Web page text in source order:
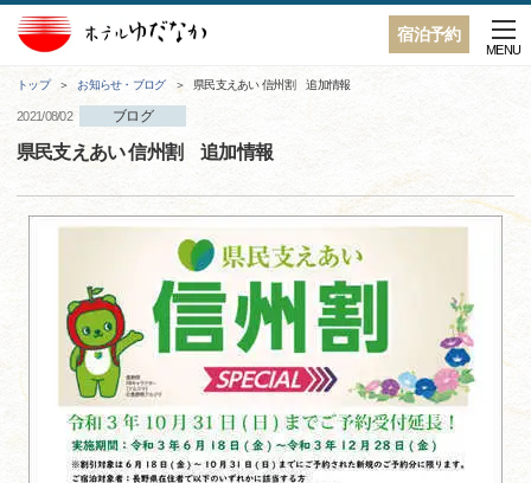
宿泊予約
MENU
トップ お知らせ・ブログ 県民支えあい 信州割 追加情報
2021/08/02 ブログ
県民支えあい 信州割 追加情報